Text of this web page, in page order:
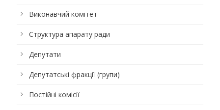
Виконавчий комітет
Структура апарату ради
Депутати
Депутатські фракції (групи)
Постійні комісії